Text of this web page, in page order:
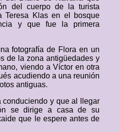
del cuerpo de la turista
Teresa Klas en el bosque
y que fue la primera
fotografía de Flora en un
de la zona antigüedades y
viendo a Víctor en otra
acudiendo a una reunión
antiguas.
conduciendo y que al llegar
se dirige a casa de su
que le espere antes de